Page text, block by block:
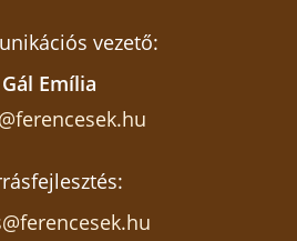
vezető:
Gál Emília